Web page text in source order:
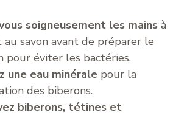
soigneusement les mains à
au savon avant de préparer le
pour éviter les bactéries.
une eau minérale pour la
des biberons.
biberons, tétines et